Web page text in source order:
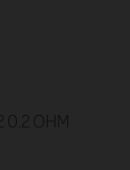
0.2 OHM